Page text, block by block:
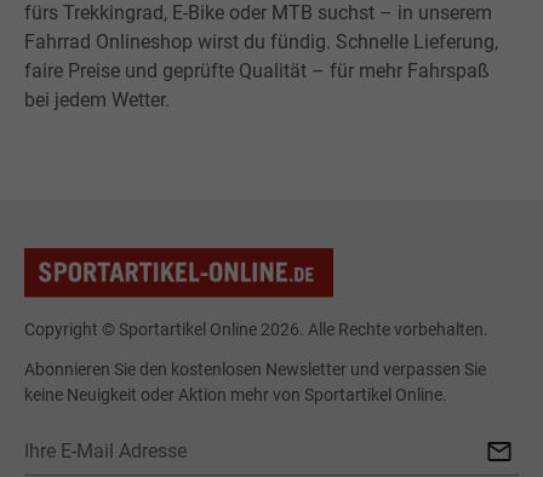
fürs Trekkingrad, E-Bike oder MTB suchst – in unserem
Fahrrad Onlineshop wirst du fündig. Schnelle Lieferung,
faire Preise und geprüfte Qualität – für mehr Fahrspaß
bei jedem Wetter.
Copyright © Sportartikel Online 2026. Alle Rechte vorbehalten.
Abonnieren Sie den kostenlosen Newsletter und verpassen Sie
keine Neuigkeit oder Aktion mehr von Sportartikel Online.